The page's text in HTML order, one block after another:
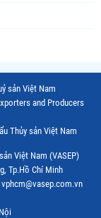
sản Việt Nam
and Producers
Thủy sản Việt Nam
Việt Nam (VASEP)
Tp.Hồ Chí Minh
vphcm@vasep.com.vn